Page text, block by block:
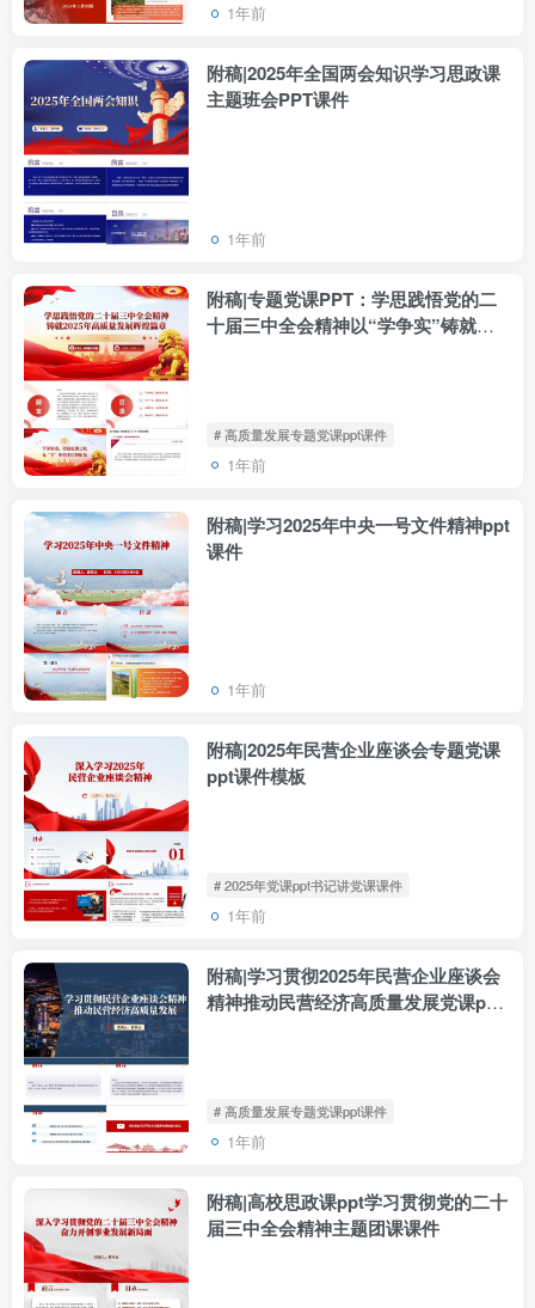
1年前
附稿|2025年全国两会知识学习思政课
主题班会PPT课件
1年前
附稿|专题党课PPT：学思践悟党的二
十届三中全会精神以“学争实”铸就
# 高质量发展专题党课ppt课件
1年前
附稿|学习2025年中央一号文件精神ppt
课件
1年前
附稿|2025年民营企业座谈会专题党课
ppt课件模板
# 2025年党课ppt书记讲党课课件
1年前
附稿|学习贯彻2025年民营企业座谈会
精神推动民营经济高质量发展党课ppt
# 高质量发展专题党课ppt课件
1年前
附稿|高校思政课ppt学习贯彻党的二十
届三中全会精神主题团课课件